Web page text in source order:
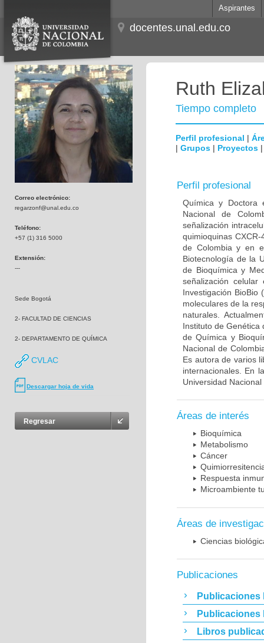
Aspirantes
docentes.unal.edu.co
Correo electrónico:
regarzonf@unal.edu.co
Teléfono:
+57 (1) 316 5000
Extensión:
---
Sede Bogotá
2- FACULTAD DE CIENCIAS
2- DEPARTAMENTO DE QUÍMICA
CVLAC
Descargar hoja de vida
Regresar
Ruth
Tiempo completo
Perfil profesional |
| Grupos | Proyectos
Perfil profesional
Química y Doctora
Nacional de
señalización
quimioquinas
de Colombia y en
Biotecnología de la
de Bioquímica y
señalización
Investigación BioBio
moleculares de la
naturales.
Instituto de Genética
de Química y
Nacional de
Es autora de varios
internacionales. En
Universidad
Áreas de interés
Bioquímica
Metabolismo
Cáncer
Respuesta
Microambiente
Áreas de
Ciencias
Publicaciones
Publicaciones
Publicaciones
Libros